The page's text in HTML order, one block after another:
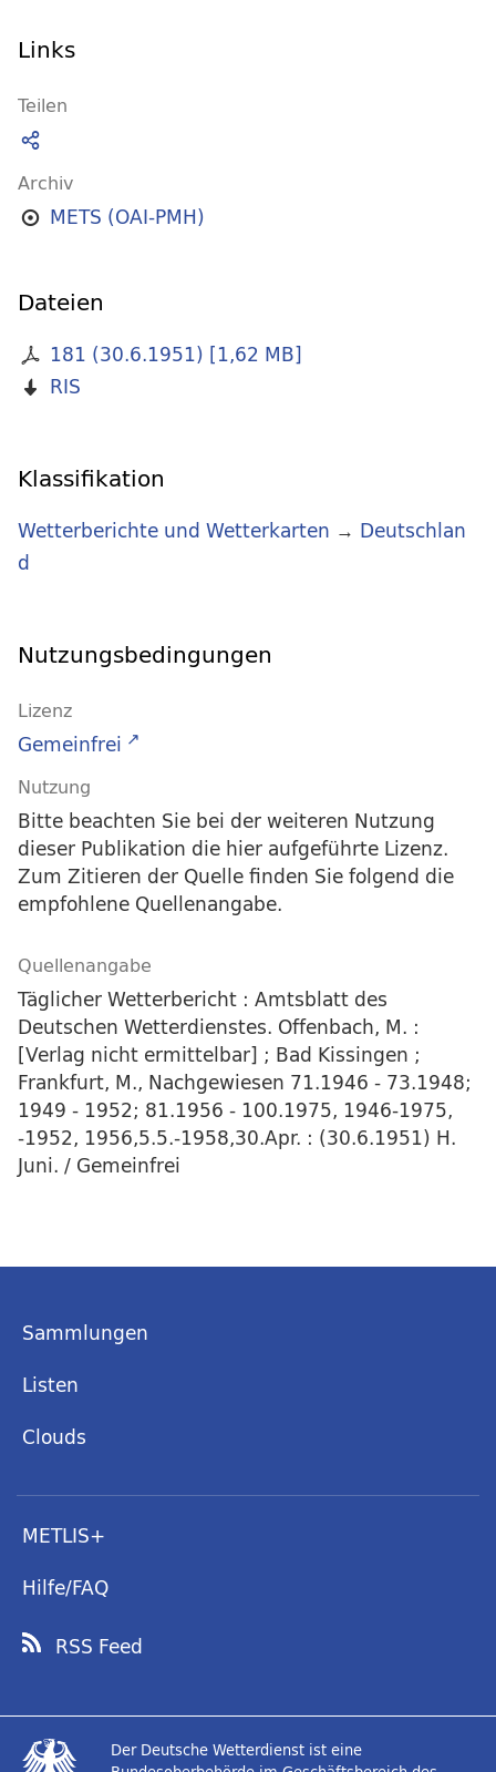
Links
Teilen
Archiv
METS (OAI-PMH)
Dateien
181 (30.6.1951) [1,62 MB]
RIS
Klassifikation
Wetterberichte und Wetterkarten → Deutschlan
d
Nutzungsbedingungen
Lizenz
Gemeinfrei
Nutzung
Bitte beachten Sie bei der weiteren Nutzung
dieser Publikation die hier aufgeführte Lizenz.
Zum Zitieren der Quelle finden Sie folgend die
empfohlene Quellenangabe.
Quellenangabe
Täglicher Wetterbericht : Amtsblatt des
Deutschen Wetterdienstes. Offenbach, M. :
[Verlag nicht ermittelbar] ; Bad Kissingen ;
Frankfurt, M., Nachgewiesen 71.1946 - 73.1948;
1949 - 1952; 81.1956 - 100.1975, 1946-1975,
-1952, 1956,5.5.-1958,30.Apr. : (30.6.1951) H.
Juni. / Gemeinfrei
Sammlungen
Listen
Clouds
METLIS+
Hilfe/FAQ
RSS Feed
Der Deutsche Wetterdienst ist eine